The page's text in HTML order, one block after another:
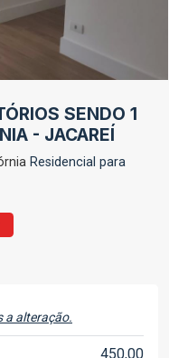
SENDO 1
- JACAREÍ
Residencial para
a alteração.
450,00